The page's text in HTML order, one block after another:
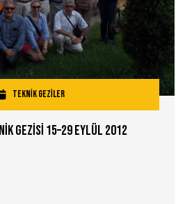
TEKNİK GEZİLER
Gezİsİ 15–29 Eylül 2012